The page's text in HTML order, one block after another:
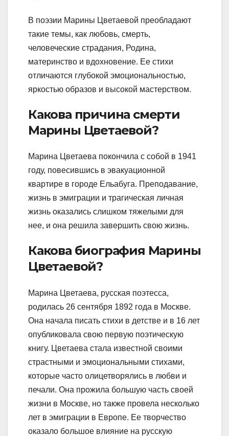
В поэзии Марины Цветаевой преобладают
такие темы, как любовь, смерть,
человеческие страдания, Родина,
материнство и вдохновение. Ее стихи
отличаются глубокой эмоциональностью,
яркостью образов и высокой мастерством.
Какова причина смерти
Марины Цветаевой?
Марина Цветаева покончила с собой в 1941
году, повесившись в эвакуационной
квартире в городе Ельабуга. Преподавание,
жизнь в эмиграции и трагическая личная
жизнь оказались слишком тяжелыми для
нее, и она решила завершить свою жизнь.
Какова биография Марины
Цветаевой?
Марина Цветаева, русская поэтесса,
родилась 26 сентября 1892 года в Москве.
Она начала писать стихи в детстве и в 16 лет
опубликовала свою первую поэтическую
книгу. Цветаева стала известной своими
страстными и эмоциональными стихами,
которые часто олицетворялись в любви и
печали. Она прожила большую часть своей
жизни в Москве, но также провела несколько
лет в эмиграции в Европе. Ее творчество
оказало большое влияние на русскую